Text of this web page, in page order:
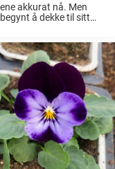
akkurat nå. Men
å dekke til sitt